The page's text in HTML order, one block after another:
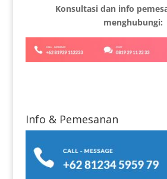
Konsultasi dan info
menghubungi:
Info & Pemesanan